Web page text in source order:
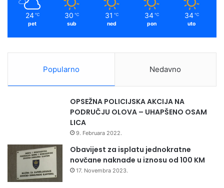
24 ℃
pet
30 ℃
sub
31 ℃
ned
34 ℃
pon
34 ℃
uto
Popularno Nedavno
OPSEŽNA POLICIJSKA AKCIJA NA
PODRUČJU OLOVA – UHAPŠENO OSAM
LICA
9. Februara 2022.
Obavijest za isplatu jednokratne
novčane naknade u iznosu od 100 KM
17. Novembra 2023.